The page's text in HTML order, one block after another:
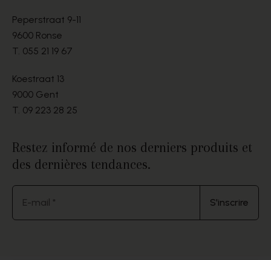
Peperstraat 9-11
9600 Ronse
T. 055 21 19 67
Koestraat 13
9000 Gent
T. 09 223 28 25
Restez informé de nos derniers produits et
des dernières tendances.
E-mail * S'inscrire